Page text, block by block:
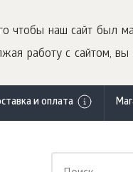
чтобы наш сайт был
работу с сайтом, вы
и оплата